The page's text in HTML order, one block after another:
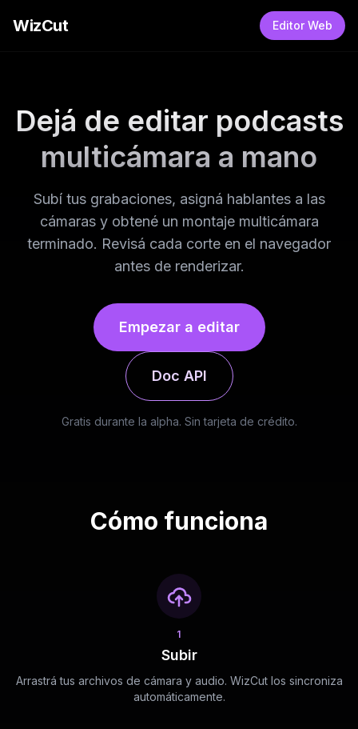
WizCut Editor Web
Dejá de editar podcasts
multicámara a mano
Subí tus grabaciones, asigná hablantes a las
cámaras y obtené un montaje multicámara
terminado. Revisá cada corte en el navegador
antes de renderizar.
Empezar a editar
Doc API
Gratis durante la alpha. Sin tarjeta de crédito.
Cómo funciona
1
Subir
Arrastrá tus archivos de cámara y audio. WizCut los sincroniza
automáticamente.